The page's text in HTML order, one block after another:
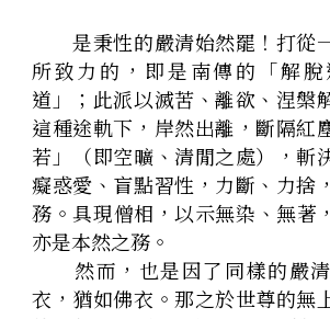
是秉性的嚴清始然罷！打從
所致力的，即是南傳的「解
道」；此派以滅苦、離欲、涅槃
這種途軌下，岸然出離，斷隔紅
若」（即空曠、清閒之處），斬
癡惑愛、盲點習性，力斷、力捨
務。具現僧相，以示無染、無
亦是本然之務。
然而，也是因了同樣的嚴清
衣，猶如佛衣。那之於世尊的無